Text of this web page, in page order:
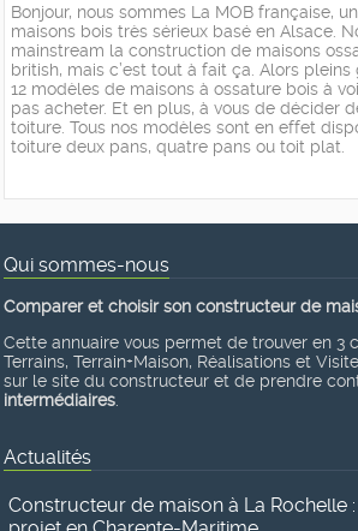
Bonjour, nous sommes La MOB française,
maisons bois très sérieux basé en Alsace.
mainstream la construction de maisons
british, mais c’est tout à fait ça. Alors pleins
12 modèles de maisons à ossature bois à
pas acheter. Et en plus, à vous de décider
toiture. Tous nos modèles sont en effet
toiture deux pans, quatre pans ou toit plat.
Qui sommes-nous
Comparer et choisir son constructeur de
Cette annuaire vous permet de trouver en 3
Terrains, Terrain+Maison, Réalisations et
sur le site du constructeur et de prendre
intermédiaires.
Actualités
Constructeur de maison à La Rochelle